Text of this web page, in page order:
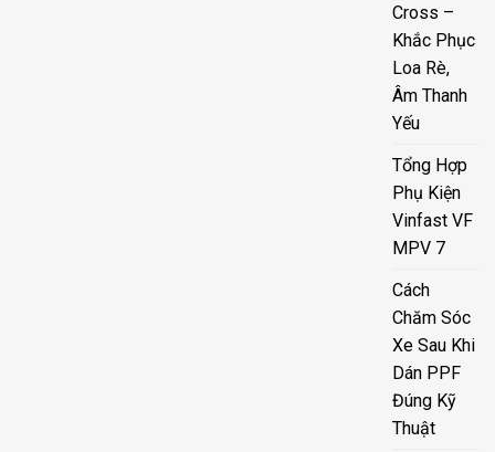
Cross –
Khắc Phục
Loa Rè,
Âm Thanh
Yếu
Tổng Hợp
Phụ Kiện
Vinfast VF
MPV 7
Cách
Chăm Sóc
Xe Sau Khi
Dán PPF
Đúng Kỹ
Thuật